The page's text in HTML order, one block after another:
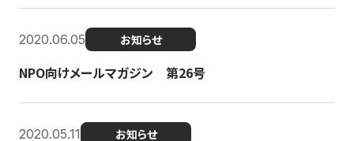
2020.06.05 お知らせ
NPO向けメールマガジン 第26号
2020.05.11 お知らせ